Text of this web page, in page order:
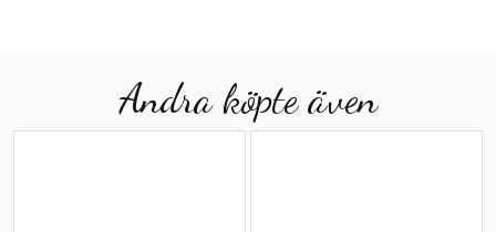
Andra köpte även